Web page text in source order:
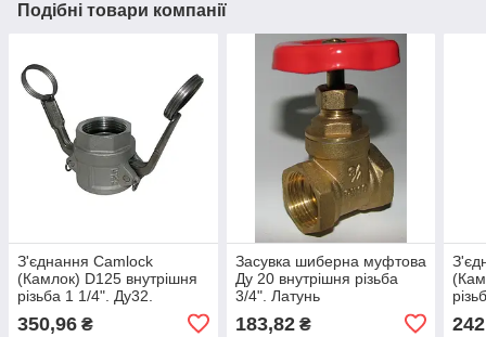
Подібні товари компанії
З'єднання Camlock
(Камлок) D125 внутрішня
різьба 1 1/4". Ду32.
350,96 ₴
Засувка шиберна муфтова
Ду 20 внутрішня різьба
3/4". Латунь
183,82₴